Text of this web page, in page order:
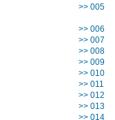
>> 005
>> 006
>> 007
>> 008
>> 009
>> 010
>> 011
>> 012
>> 013
>> 014